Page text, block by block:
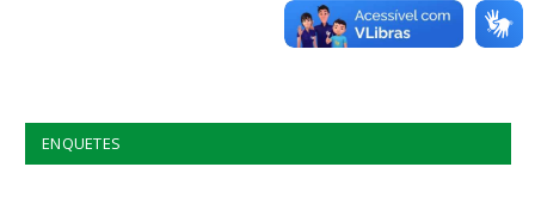
ENQUETES